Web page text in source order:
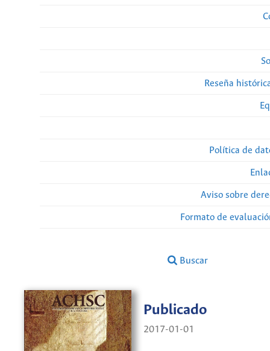
Reseña
Política de
Aviso sobre
Formato de
Buscar
Publicado
2017-01-01